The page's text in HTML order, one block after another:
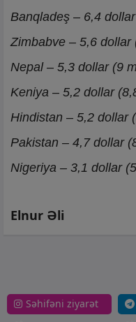
Banqladeş – 6,4
Zimbabve – 5,6 dollar
Nepal – 5,3 dollar (9
Keniya – 5,2 dollar
Hindistan – 5,2 dollar
Pakistan – 4,7 dollar
Nigeriya – 3,1 dollar
Elnur Əli
Səhifəni ziyarət